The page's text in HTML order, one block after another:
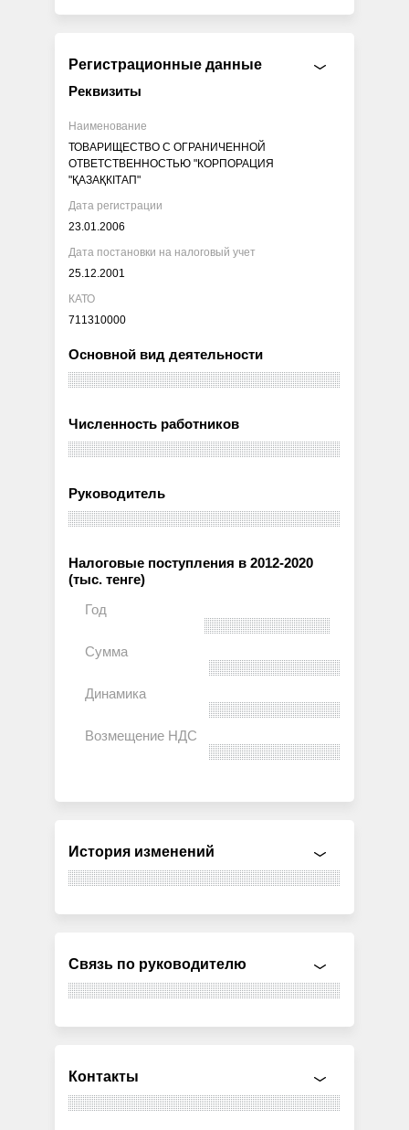
Регистрационные данные
Реквизиты
Наименование
ТОВАРИЩЕСТВО С ОГРАНИЧЕННОЙ
ОТВЕТСТВЕННОСТЬЮ "КОРПОРАЦИЯ
"ҚАЗАҚКІТАП"
Дата регистрации
23.01.2006
Дата постановки на налоговый учет
25.12.2001
КАТО
711310000
Основной вид деятельности
Численность работников
Руководитель
Налоговые поступления в 2012-2020
(тыс. тенге)
История изменений
Связь по руководителю
Контакты